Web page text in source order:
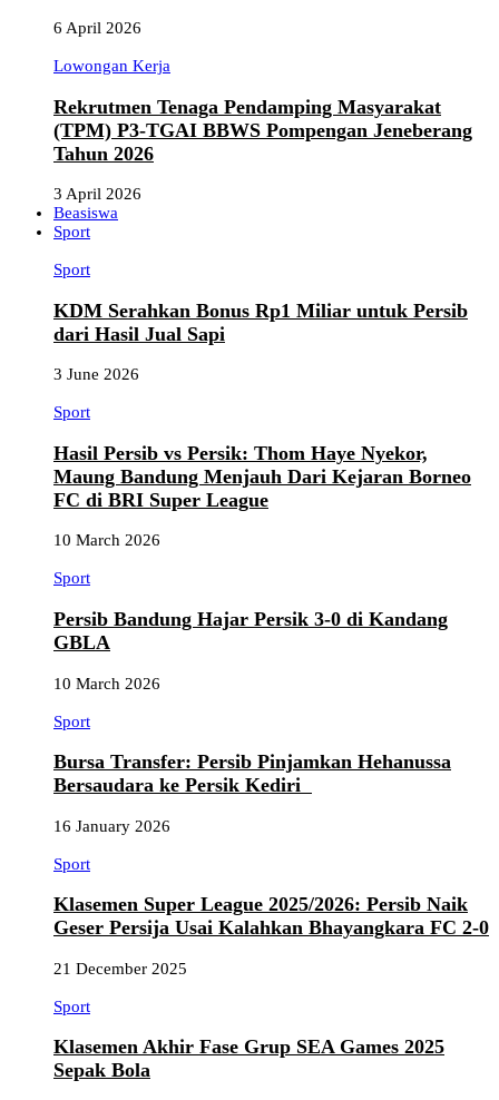
6 April 2026
Lowongan Kerja
Rekrutmen Tenaga Pendamping Masyarakat
(TPM) P3-TGAI BBWS Pompengan Jeneberang
Tahun 2026
3 April 2026
Beasiswa
Sport
Sport
KDM Serahkan Bonus Rp1 Miliar untuk Persib
dari Hasil Jual Sapi
3 June 2026
Sport
Hasil Persib vs Persik: Thom Haye Nyekor,
Maung Bandung Menjauh Dari Kejaran Borneo
FC di BRI Super League
10 March 2026
Sport
Persib Bandung Hajar Persik 3-0 di Kandang
GBLA
10 March 2026
Sport
Bursa Transfer: Persib Pinjamkan Hehanussa
Bersaudara ke Persik Kediri
16 January 2026
Sport
Klasemen Super League 2025/2026: Persib Naik
Geser Persija Usai Kalahkan Bhayangkara FC 2-0
21 December 2025
Sport
Klasemen Akhir Fase Grup SEA Games 2025
Sepak Bola